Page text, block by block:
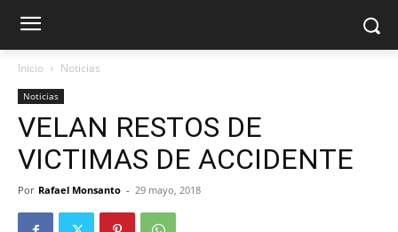
Inicio Noticias
Noticias
VELAN RESTOS DE
VICTIMAS DE ACCIDENTE
Por Rafael Monsanto - 29 mayo, 2018